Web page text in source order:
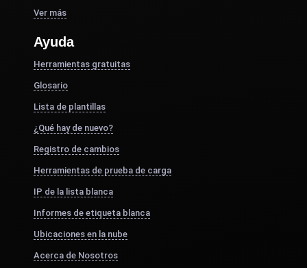
Ver más
Ayuda
Herramientas gratuitas
Glosario
Lista de plantillas
¿Qué hay de nuevo?
Registro de cambios
Herramientas de prueba de carga
IP de la lista blanca
Informes de etiqueta blanca
Ubicaciones en la nube
Acerca de Nosotros